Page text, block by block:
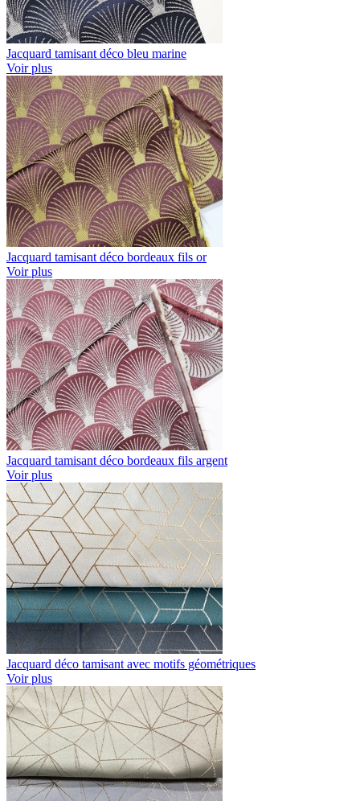
Jacquard tamisant déco bleu marine
Voir plus
Jacquard tamisant déco bordeaux fils or
Voir plus
Jacquard tamisant déco bordeaux fils argent
Voir plus
Jacquard déco tamisant avec motifs géométriques
Voir plus